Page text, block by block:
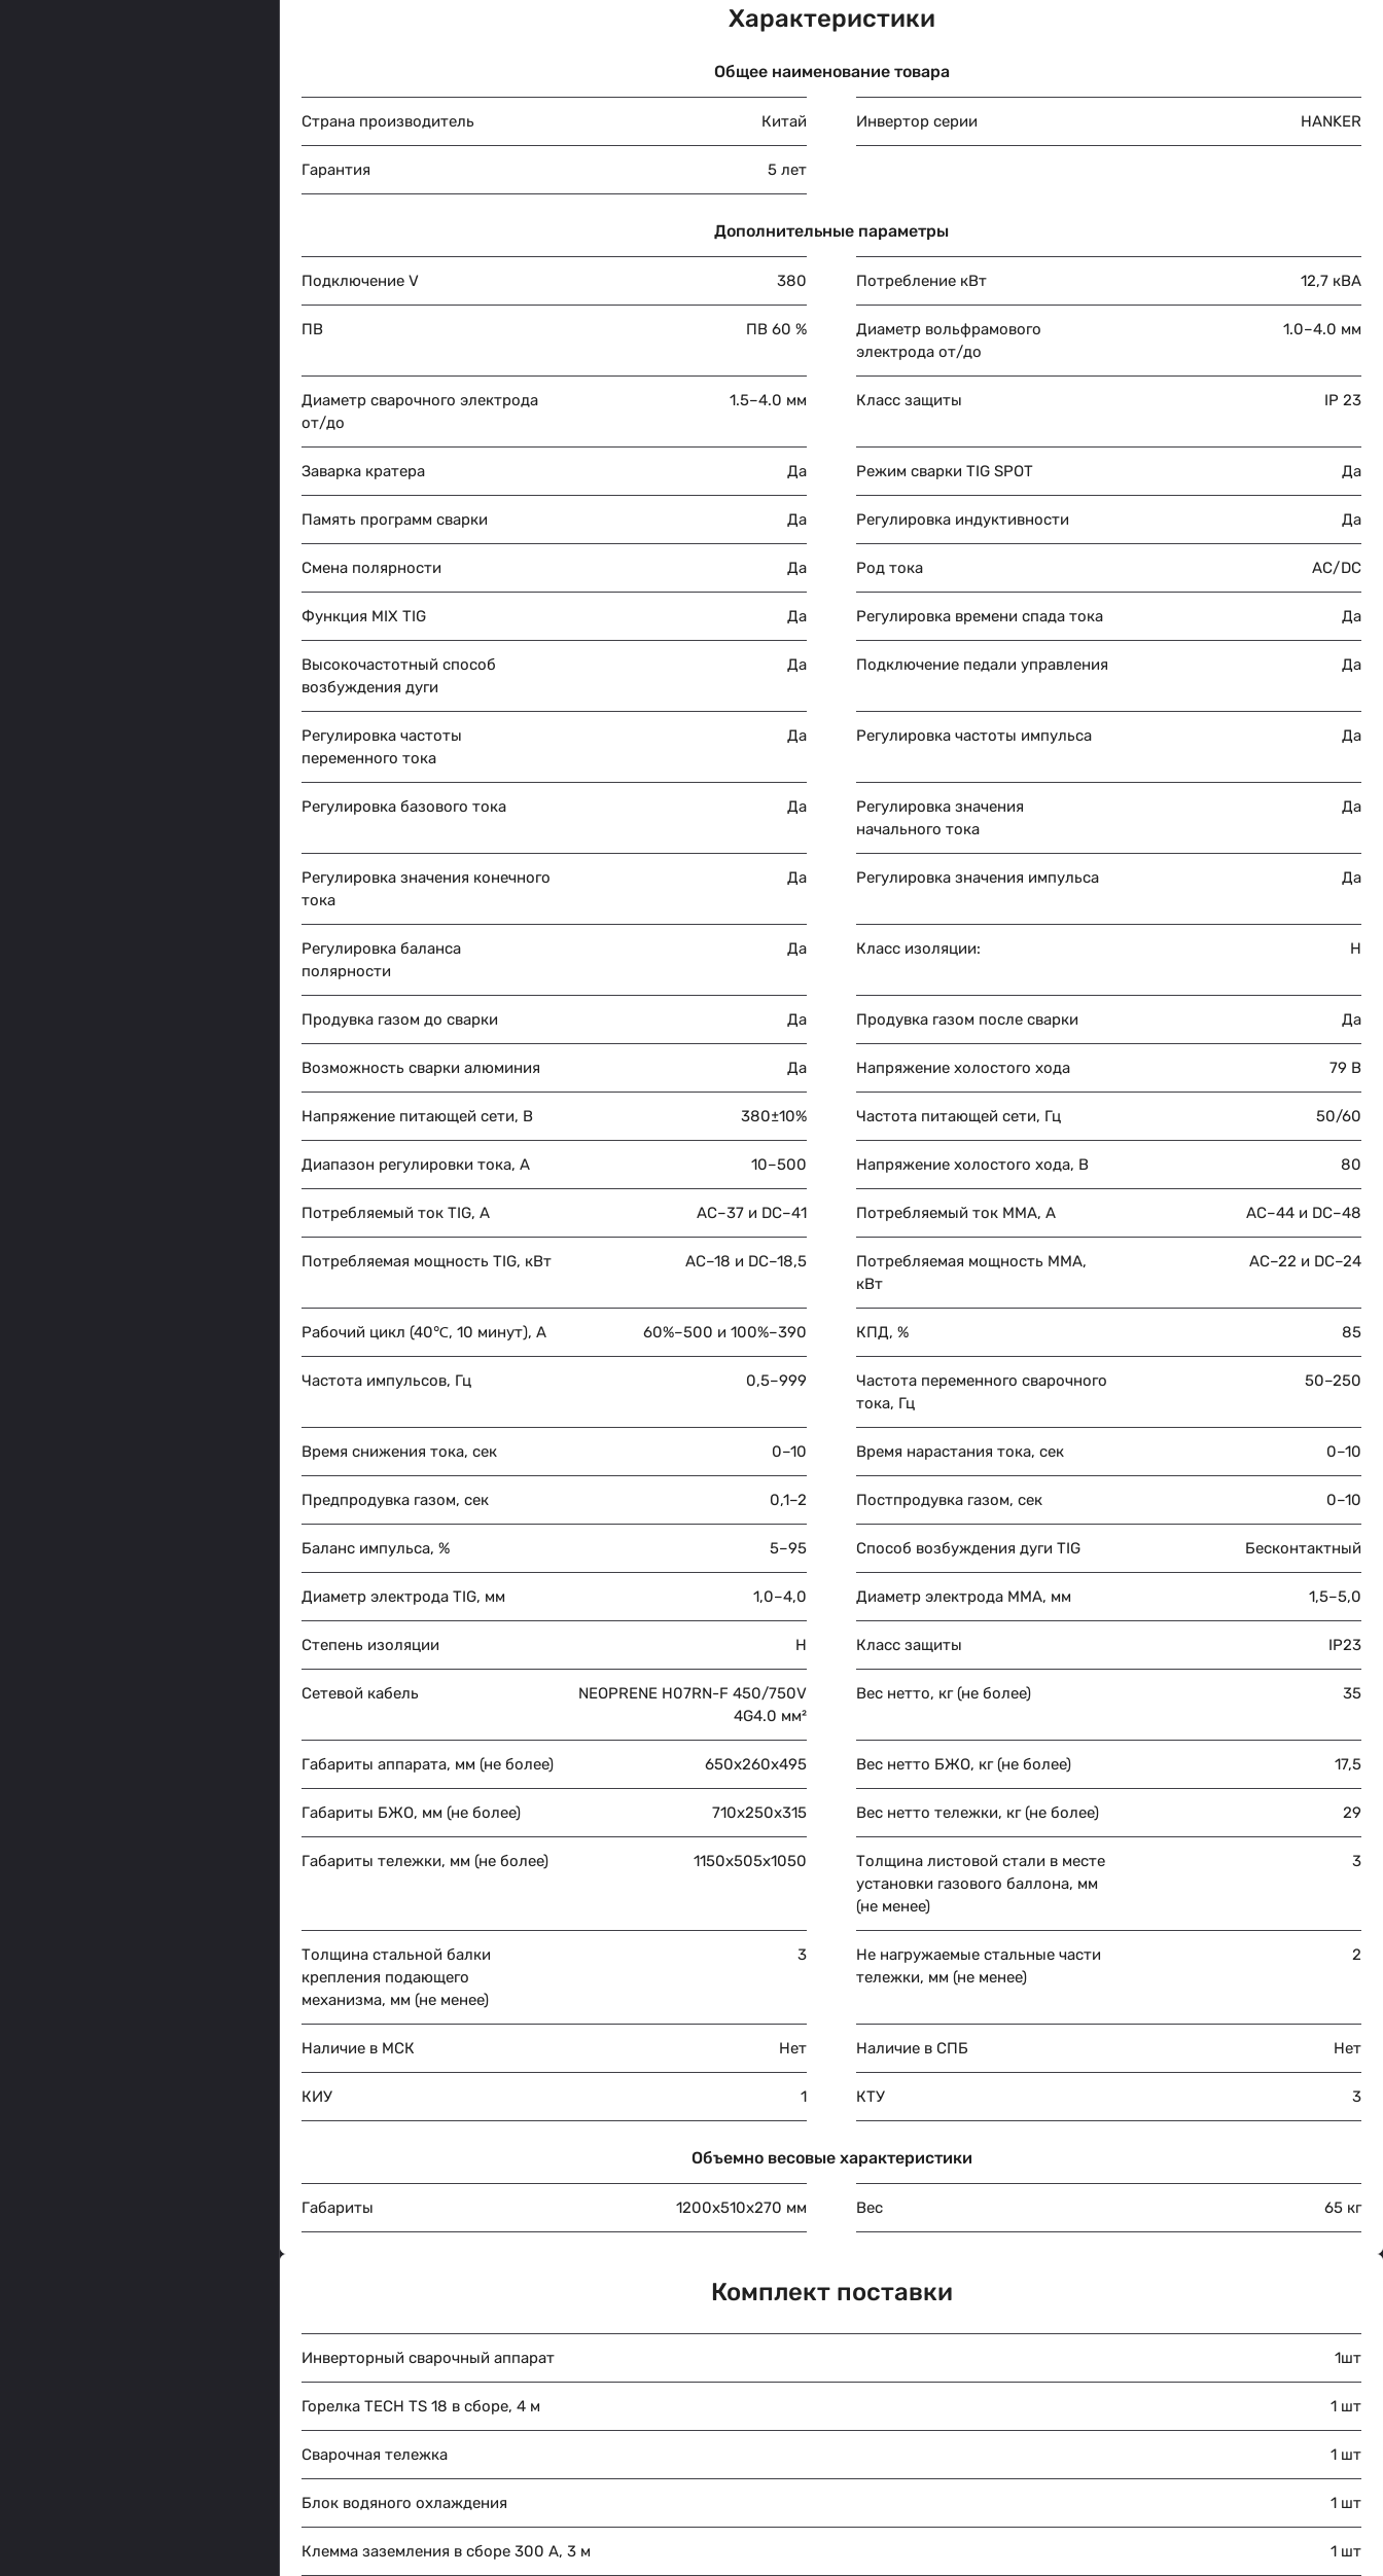
Характеристики
Общее наименование товара
Страна производитель Китай Инвертор серии HANKER
Гарантия 5 лет
Дополнительные параметры
Подключение V 380 Потребление кВт 12,7 кВА
ПВ ПВ 60 %
Диаметр вольфрамового
электрода от/до
1.0–4.0 мм
Диаметр сварочного электрода
от/до
1.5–4.0 мм Класс защиты IP 23
Заварка кратера Да Режим сварки TIG SPOT Да
Память программ сварки Да Регулировка индуктивности Да
Смена полярности Да Род тока AC/DC
Функция MIX TIG Да Регулировка времени спада тока Да
Высокочастотный способ
возбуждения дуги
Да Подключение педали управления Да
Регулировка частоты
переменного тока
Да Регулировка частоты импульса Да
Регулировка базового тока Да
Регулировка значения
начального тока
Да
Регулировка значения конечного
тока
Да Регулировка значения импульса Да
Регулировка баланса
полярности
Да Класс изоляции: H
Продувка газом до сварки Да Продувка газом после сварки Да
Возможность сварки алюминия Да Напряжение холостого хода 79 В
Напряжение питающей сети, В 380±10% Частота питающей сети, Гц 50/60
Диапазон регулировки тока, А 10–500 Напряжение холостого хода, В 80
Потребляемый ток TIG, А AC–37 и DC–41 Потребляемый ток MMA, А AC–44 и DC–48
Потребляемая мощность TIG, кВт AC–18 и DC–18,5
Потребляемая мощность ММА,
кВт
AC–22 и DC–24
Рабочий цикл (40℃, 10 минут), А 60%–500 и 100%–390 КПД, % 85
Частота импульсов, Гц 0,5–999
Частота переменного сварочного
тока, Гц
50–250
Время снижения тока, сек 0–10 Время нарастания тока, сек 0–10
Предпродувка газом, сек 0,1–2 Постпродувка газом, сек 0–10
Баланс импульса, % 5–95 Способ возбуждения дуги TIG Бесконтактный
Диаметр электрода TIG, мм 1,0–4,0 Диаметр электрода MMA, мм 1,5–5,0
Степень изоляции H Класс защиты IP23
Сетевой кабель
NEOPRENE H07RN-F 450/750V
4G4.0 мм²
Вес нетто, кг (не более) 35
Габариты аппарата, мм (не более) 650х260х495 Вес нетто БЖО, кг (не более) 17,5
Габариты БЖО, мм (не более) 710х250х315 Вес нетто тележки, кг (не более) 29
Габариты тележки, мм (не более) 1150х505х1050
Толщина листовой стали в месте
установки газового баллона, мм
(не менее)
3
Толщина стальной балки
крепления подающего
механизма, мм (не менее)
3
Не нагружаемые стальные части
тележки, мм (не менее)
2
Наличие в МСК Нет Наличие в СПБ Нет
КИУ 1 КТУ 3
Объемно весовые характеристики
Габариты 1200х510х270 мм Вес 65 кг
Комплект поставки
Инверторный сварочный аппарат 1шт
Горелка TECH TS 18 в сборе, 4 м 1 шт
Сварочная тележка 1 шт
Блок водяного охлаждения 1 шт
Клемма заземления в сборе 300 А, 3 м 1 шт